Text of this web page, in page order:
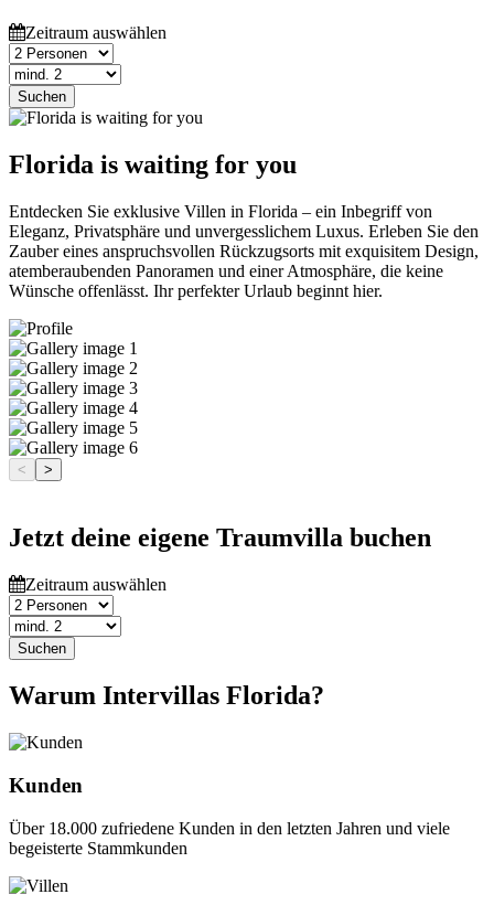
Zeitraum auswählen
Suchen
Florida is waiting for you
Entdecken Sie exklusive Villen in Florida – ein Inbegriff von
Eleganz, Privatsphäre und unvergesslichem Luxus. Erleben Sie den
Zauber eines anspruchsvollen Rückzugsorts mit exquisitem Design,
atemberaubenden Panoramen und einer Atmosphäre, die keine
Wünsche offenlässt. Ihr perfekter Urlaub beginnt hier.
< >
Jetzt deine eigene Traumvilla buchen
Zeitraum auswählen
Suchen
Warum Intervillas Florida?
Kunden
Über 18.000 zufriedene Kunden in den letzten Jahren und viele
begeisterte Stammkunden